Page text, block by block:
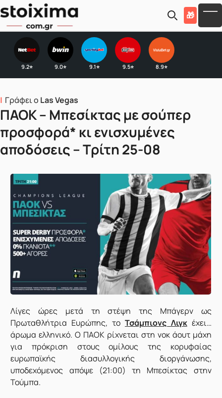
Skip to main content
🎁
9.2⭐ 9.0⭐ 9.1⭐ 9.5⭐ 8.9⭐
Γράφει ο Las Vegas
ΠΑΟΚ – Μπεσίκτας με σούπερ
προσφορά* κι ενισχυμένες
αποδόσεις – Τρίτη 25-08
Λίγες ώρες μετά τη στέψη της Μπάγερν ως
Πρωταθλήτρια Ευρώπης, το Τσάμπιονς Λιγκέχει…
άρωμα ελληνικό. Ο ΠΑΟΚ ρίχνεται στη νοκ άουτ μάχη
για πρόκριση στους ομίλους της κορυφαίας
ευρωπαϊκής διασυλλογικής διοργάνωσης,
υποδεχόμενος απόψε (21:00) τη Μπεσίκτας στην
Τούμπα.